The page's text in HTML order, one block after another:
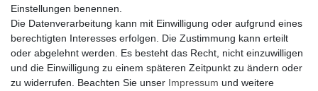
Bankverbindung:
encliso GmbH
Kreissparkasse Verl
Kto-Nr. 25007352 - BLZ 47853520
BIC/SWIFT: WELADED1WDB
IBAN: DE07 4785 3520 0025 0073 52
Einstellungen benennen.
Die Datenverarbeitung kann mit Einwilligung oder aufgrund eines
berechtigten Interesses erfolgen. Die Zustimmung kann erteilt
oder abgelehnt werden. Es besteht das Recht, nicht einzuwilligen
und die Einwilligung zu einem späteren Zeitpunkt zu ändern oder
zu widerrufen. Beachten Sie unser Impressum und weitere